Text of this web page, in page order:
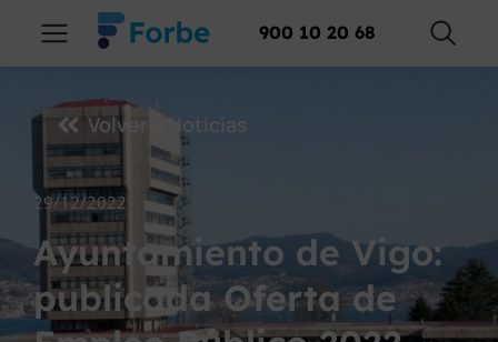
900 10 20 68
Volver a Noticias
29/12/2022
Ayuntamiento de Vigo:
publicada Oferta de